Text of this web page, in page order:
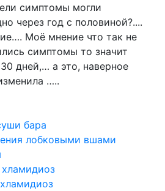
симптомы могли
через год с половиной?....
Моё мнение что так не
симптомы то значит
дней,… а это, наверное
…..
бара
лобковыми вшами